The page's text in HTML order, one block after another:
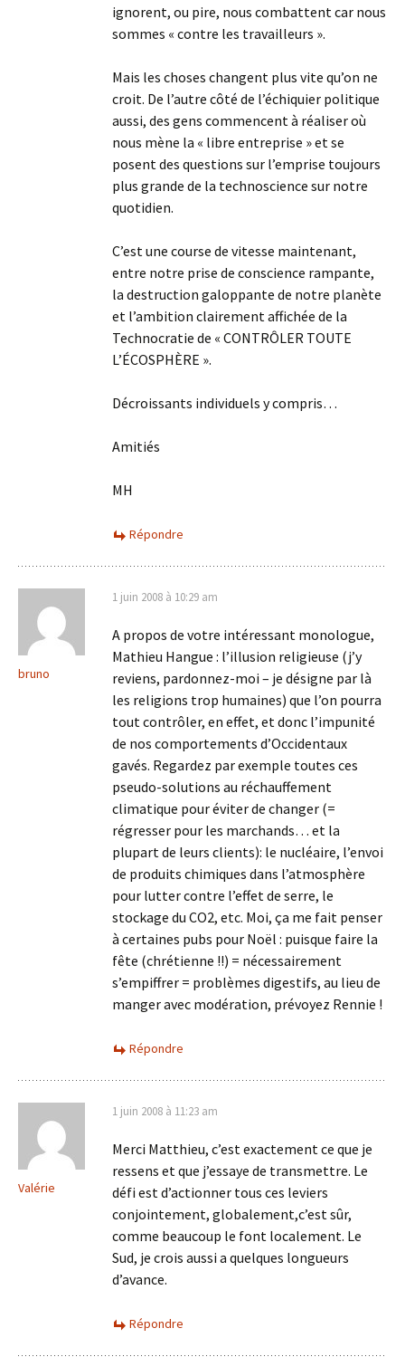
ignorent, ou pire, nous combattent car nous
sommes « contre les travailleurs ».
Mais les choses changent plus vite qu’on ne
croit. De l’autre côté de l’échiquier politique
aussi, des gens commencent à réaliser où
nous mène la « libre entreprise » et se
posent des questions sur l’emprise toujours
plus grande de la technoscience sur notre
quotidien.
C’est une course de vitesse maintenant,
entre notre prise de conscience rampante,
la destruction galoppante de notre planète
et l’ambition clairement affichée de la
Technocratie de « CONTRÔLER TOUTE
L’ÉCOSPHÈRE ».
Décroissants individuels y compris…
Amitiés
MH
Répondre
bruno
1 juin 2008 à 10:29 am
A propos de votre intéressant monologue,
Mathieu Hangue : l’illusion religieuse (j’y
reviens, pardonnez-moi – je désigne par là
les religions trop humaines) que l’on pourra
tout contrôler, en effet, et donc l’impunité
de nos comportements d’Occidentaux
gavés. Regardez par exemple toutes ces
pseudo-solutions au réchauffement
climatique pour éviter de changer (=
régresser pour les marchands… et la
plupart de leurs clients): le nucléaire, l’envoi
de produits chimiques dans l’atmosphère
pour lutter contre l’effet de serre, le
stockage du CO2, etc. Moi, ça me fait penser
à certaines pubs pour Noël : puisque faire la
fête (chrétienne !!) = nécessairement
s’empiffrer = problèmes digestifs, au lieu de
manger avec modération, prévoyez Rennie !
Répondre
Valérie
1 juin 2008 à 11:23 am
Merci Matthieu, c’est exactement ce que je
ressens et que j’essaye de transmettre. Le
défi est d’actionner tous ces leviers
conjointement, globalement,c’est sûr,
comme beaucoup le font localement. Le
Sud, je crois aussi a quelques longueurs
d’avance.
Répondre